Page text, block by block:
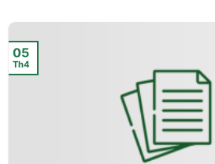
05
Th4